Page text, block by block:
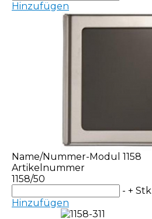
Hinzufügen
Name/Nummer-Modul 1158
Artikelnummer
1158/50
- + Stk
Hinzufügen